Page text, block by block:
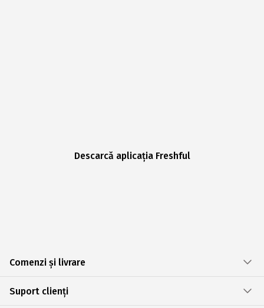
Descarcă aplicația Freshful
Comenzi și livrare
Suport clienți